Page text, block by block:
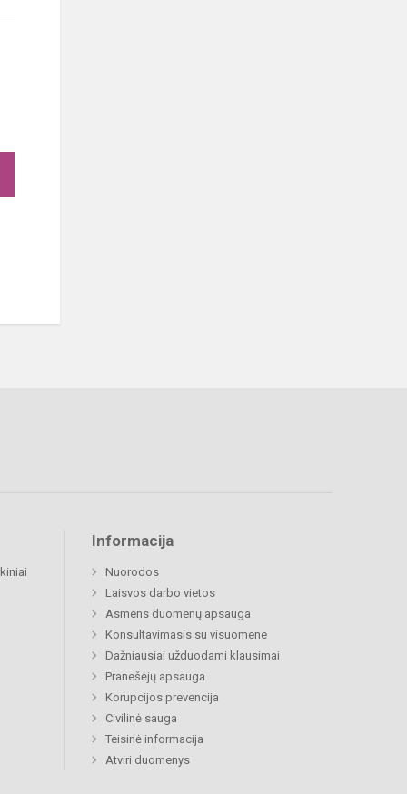
Informacija
Nuorodos
Laisvos darbo vietos
Asmens duomenų apsauga
Konsultavimasis su visuomene
Dažniausiai užduodami klausimai
Pranešėjų apsauga
Korupcijos prevencija
Civilinė sauga
Teisinė informacija
Atviri duomenys